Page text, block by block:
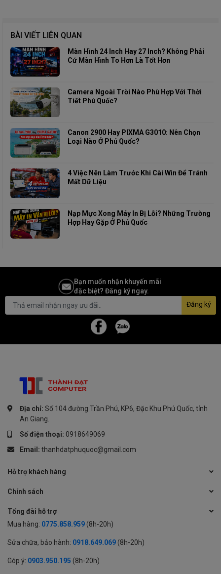
BÀI VIẾT LIÊN QUAN
Màn Hình 24 Inch Hay 27 Inch? Không Phải
Cứ Màn Hình To Hơn Là Tốt Hơn
Camera Ngoài Trời Nào Phù Hợp Với Thời
Tiết Phú Quốc?
Canon 2900 Hay PIXMA G3010: Nên Chọn
Loại Nào Ở Phú Quốc?
4 Việc Nên Làm Trước Khi Cài Win Để Tránh
Mất Dữ Liệu
Nạp Mực Xong Máy In Bị Lỗi? Những Trường
Hợp Hay Gặp Ở Phú Quốc
Bạn muốn nhận khuyến mãi
đặc biệt? Đăng ký ngay.
Đăng ký
Địa chỉ: Số 104 đường Trần Phú, KP6, Đặc Khu Phú Quốc, tỉnh
An Giang.
Số điện thoại: 0918649069
Email: thanhdatphuquoc@gmail.com
Hỗ trợ khách hàng
Chính sách
Tổng đài hỗ trợ
Mua hàng: 0775.858.959 (8h-20h)
Sửa chữa, bảo hành: 0918.649.069 (8h-20h)
Góp ý: 0903.950.195 (8h-20h)